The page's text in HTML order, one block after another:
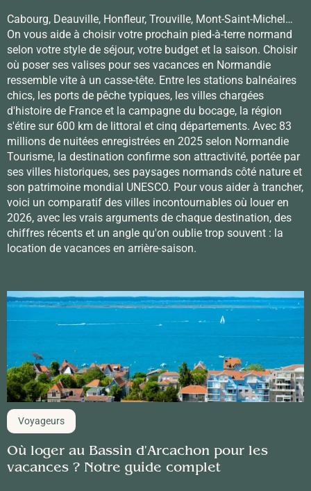
Cabourg, Deauville, Honfleur, Trouville, Mont-Saint-Michel…
On vous aide à choisir votre prochain pied-à-terre normand
selon votre style de séjour, votre budget et la saison. Choisir
où poser ses valises pour ses vacances en Normandie
ressemble vite à un casse-tête. Entre les stations balnéaires
chics, les ports de pêche typiques, les villes chargées
d'histoire de France et la campagne du bocage, la région
s'étire sur 600 km de littoral et cinq départements. Avec 83
millions de nuitées enregistrées en 2025 selon Normandie
Tourisme, la destination confirme son attractivité, portée par
ses villes historiques, ses paysages normands côté nature et
son patrimoine mondial UNESCO. Pour vous aider à trancher,
voici un comparatif des villes incontournables où louer en
2026, avec les vrais arguments de chaque destination, des
chiffres récents et un angle qu'on oublie trop souvent : la
location de vacances en arrière-saison.
Voyageurs
Où loger au Bassin d'Arcachon pour les
vacances ? Notre guide complet